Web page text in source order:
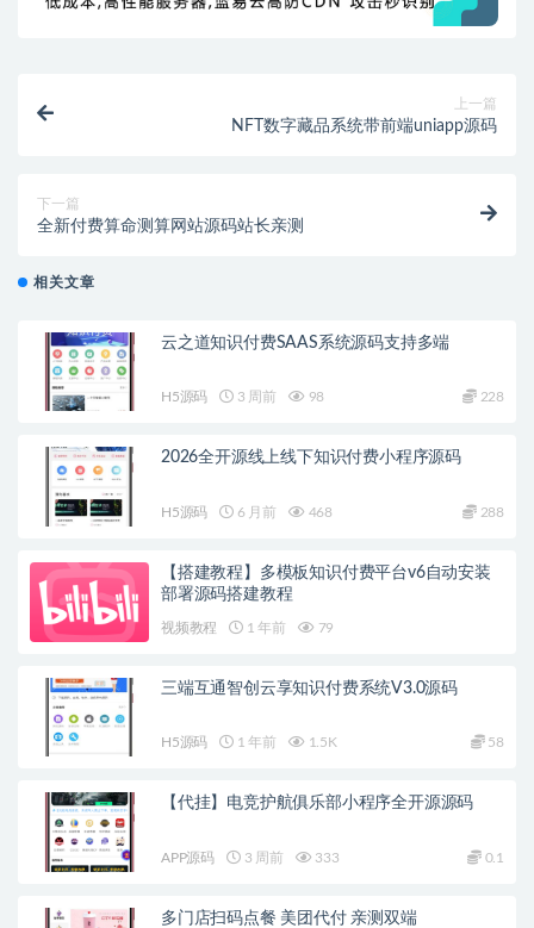
上一篇
NFT数字藏品系统带前端uniapp源码
下一篇
全新付费算命测算网站源码站长亲测
相关文章
云之道知识付费SAAS系统源码支持多端
H5源码 3 周前 98 228
2026全开源线上线下知识付费小程序源码
H5源码 6 月前 468 288
【搭建教程】多模板知识付费平台v6自动安装
部署源码搭建教程
视频教程 1 年前 79
三端互通智创云享知识付费系统V3.0源码
H5源码 1 年前 1.5K 58
【代挂】电竞护航俱乐部小程序全开源源码
APP源码 3 周前 333 0.1
多门店扫码点餐 美团代付 亲测双端